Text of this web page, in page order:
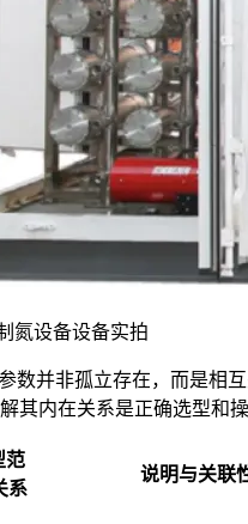
氮设备设备实拍
数并非孤立存在，而是相
其内在关系是正确选型和操
范
系
说明与关联